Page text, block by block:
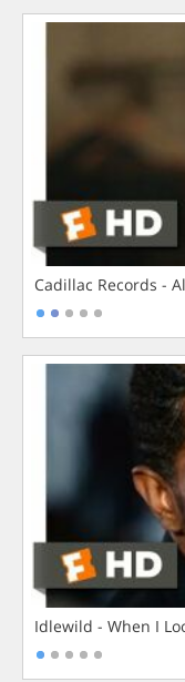
Cadillac Records -
Idlewild - When I